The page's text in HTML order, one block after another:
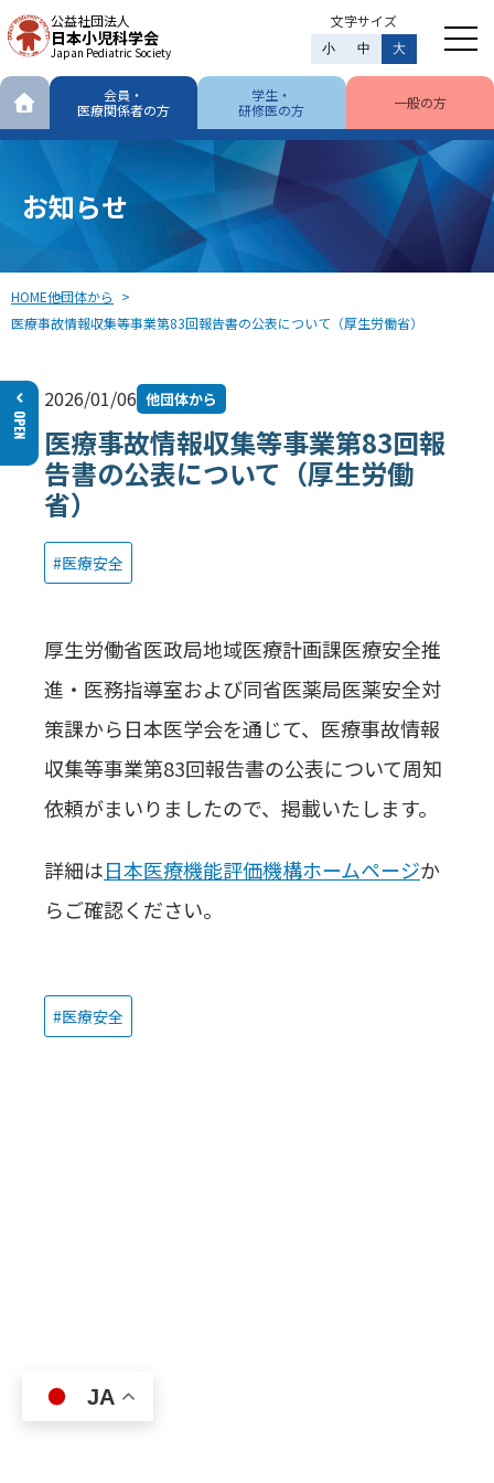
公益社団法人
日本小児科学会
Japan Pediatric Society
文字サイズ
小 中 大
会員・
医療関係者の方
学生・
研修医の方
一般の方
お知らせ
HOME他団体から
医療事故情報収集等事業第83回報告書の公表について（厚生労働省）
2026/01/06 他団体から
医療事故情報収集等事業第83回報
告書の公表について（厚生労働
省）
医療安全
厚生労働省医政局地域医療計画課医療安全推
進・医務指導室および同省医薬局医薬安全対
策課から日本医学会を通じて、医療事故情報
収集等事業第83回報告書の公表について周知
依頼がまいりましたので、掲載いたします。
詳細は日本医療機能評価機構ホームページか
らご確認ください。
医療安全
JA